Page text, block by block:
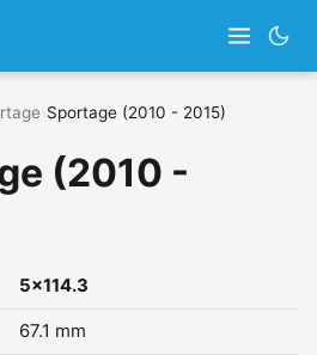
Sportage (2010 - 2015)
(2010 -
5x114.3
67.1 mm